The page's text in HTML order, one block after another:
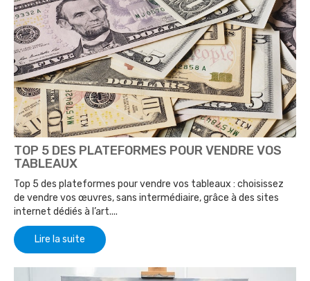
TOP 5 DES PLATEFORMES POUR VENDRE VOS
TABLEAUX
Top 5 des plateformes pour vendre vos tableaux : choisissez
de vendre vos œuvres, sans intermédiaire, grâce à des sites
internet dédiés à l’art....
Lire la suite